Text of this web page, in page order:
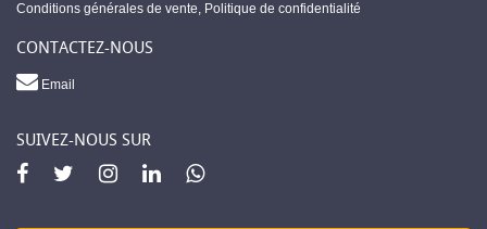
Conditions générales de vente, Politique de confidentialité
CONTACTEZ-NOUS
Email
SUIVEZ-NOUS SUR